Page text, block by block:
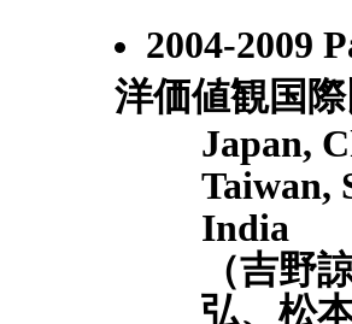
2004-2009
洋価値観国
Japan,
Taiwan,
India
（吉野
弘、松